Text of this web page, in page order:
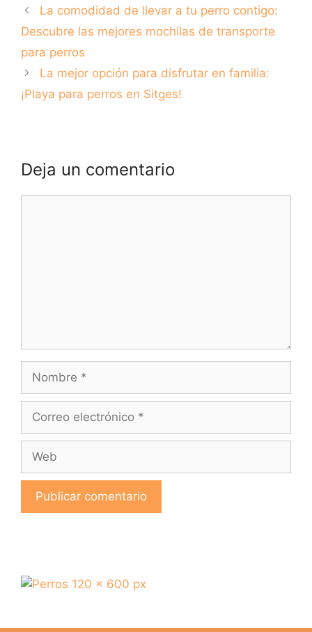
Almería
perros
La comodidad de llevar a tu perro contigo:
Descubre las mejores mochilas de transporte
para perros
La mejor opción para disfrutar en familia:
¡Playa para perros en Sitges!
Deja un comentario